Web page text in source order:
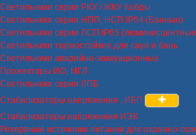
Светильники серии РКУ / ЖКУ Кобры
Светильники серии НПП, НСП IP54 (Банные)
Светильники серии ЛСП IP65
Светильники термостойкие для саун и бань
Светильники аварийно-эвакуационные
Прожекторы ИО, МГЛ
Светильники серии ЛПБ
Стабилизаторы напряжения , ИБП
Стабилизаторы напряжения ИЭК
Резервные источники питания для охранно-